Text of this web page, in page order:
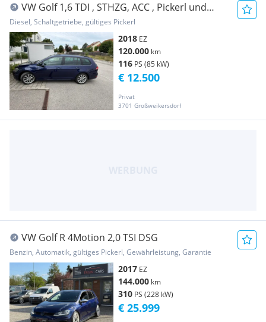
VW Golf 1,6 TDI , STHZG, ACC , Pickerl und
Service neu
Diesel, Schaltgetriebe, gültiges Pickerl
2018 EZ
120.000 km
116 PS (85 kW)
Privat
3701 Großweikersdorf
€ 12.500
VW Golf R 4Motion 2,0 TSI DSG
Benzin, Automatik, gültiges Pickerl, Gewährleistung, Garantie
2017 EZ
144.000 km
310 PS (228 kW)
€ 25.999